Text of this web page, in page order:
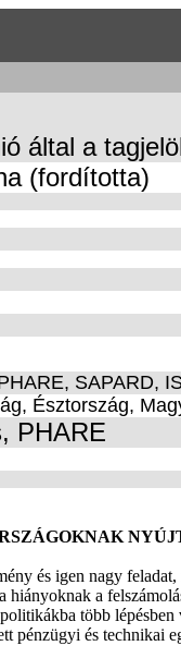
által a
(fordította)
SAPARD,
Észtország,
PHARE
és igen nagy
a
több lépésben
pénzügyi és